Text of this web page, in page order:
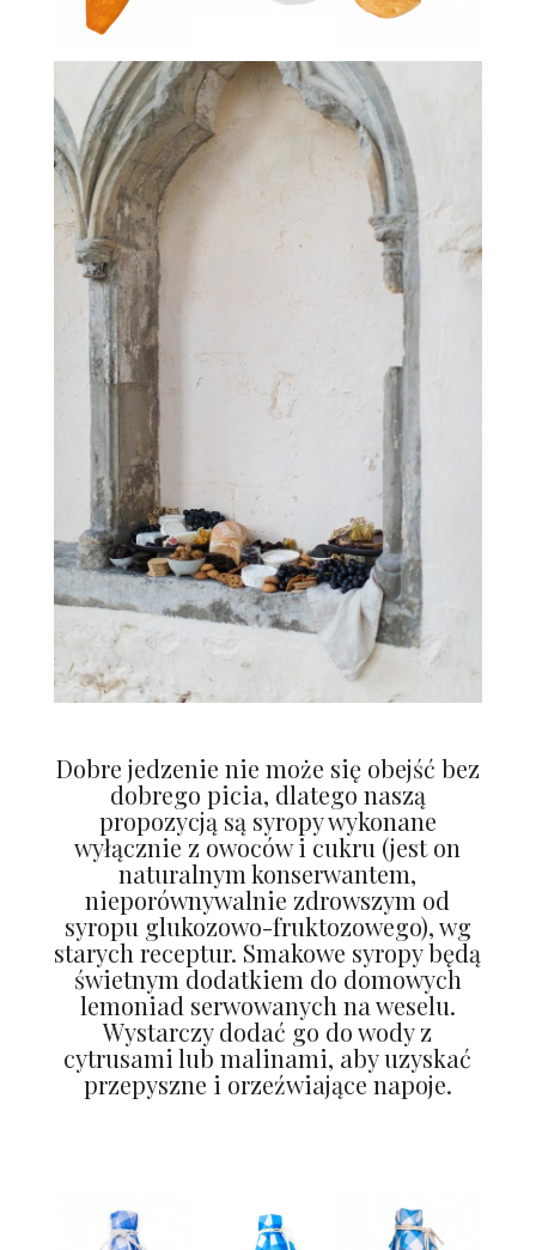
Dobre jedzenie nie może się obejść bez
dobrego picia, dlatego naszą
propozycją są syropy wykonane
wyłącznie z owoców i cukru (jest on
naturalnym konserwantem,
nieporównywalnie zdrowszym od
syropu glukozowo-fruktozowego), wg
starych receptur. Smakowe syropy będą
świetnym dodatkiem do domowych
lemoniad serwowanych na weselu.
Wystarczy dodać go do wody z
cytrusami lub malinami, aby uzyskać
przepyszne i orzeźwiające napoje.